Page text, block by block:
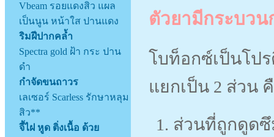
Vbeam รอยแดงสิว แผล
เป็นนูน หน้าใส ปานแดง
ริมฝีปากคล้ำ
Spectra gold ฝ้า กระ ปาน
ดำ
กำจัดขนถาวร
เลเซอร์ Scarless รักษาหลุม
สิว**
จี้ไฝ หูด ติ่งเนื้อ ด้วย
ตัวยามีกระบวน
โบท็อกซ์เป็นโป
แยกเป็น 2 ส่วน
ส่วนที่ถูกดูดซึ